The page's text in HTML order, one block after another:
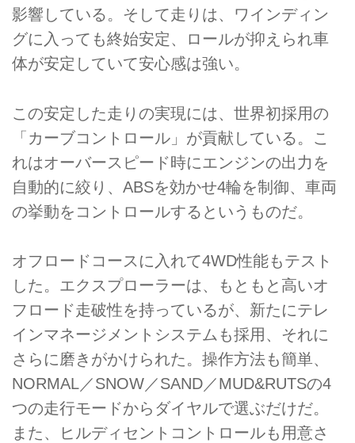
影響している。そして走りは、ワインディン
グに入っても終始安定、ロールが抑えられ車
体が安定していて安心感は強い。
この安定した走りの実現には、世界初採用の
「カーブコントロール」が貢献している。こ
れはオーバースピード時にエンジンの出力を
自動的に絞り、ABSを効かせ4輪を制御、車両
の挙動をコントロールするというものだ。
オフロードコースに入れて4WD性能もテスト
した。エクスプローラーは、もともと高いオ
フロード走破性を持っているが、新たにテレ
インマネージメントシステムも採用、それに
さらに磨きがかけられた。操作方法も簡単、
NORMAL／SNOW／SAND／MUD&RUTSの4
つの走行モードからダイヤルで選ぶだけだ。
また、ヒルディセントコントロールも用意さ